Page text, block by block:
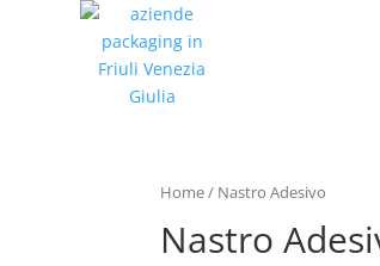
Home/ Nastro Adesivo
Nastro